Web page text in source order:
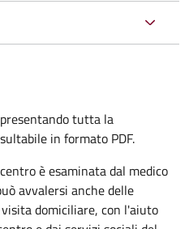
tutta la
in formato PDF.
è esaminata dal medico
avvalersi anche delle
domiciliare, con l'aiuto